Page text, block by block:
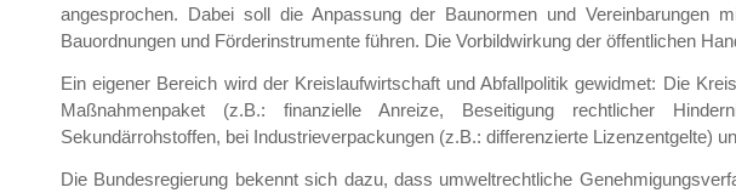
angesprochen. Dabei soll die Anpassung der Baunormen und Vereinbarungen
Bauordnungen und Förderinstrumente führen. Die Vorbildwirkung der öffentlichen
Ein eigener Bereich wird der Kreislaufwirtschaft und Abfallpolitik gewidmet: Die
Maßnahmenpaket (z.B.: finanzielle Anreize, Beseitigung rechtlicher
Sekundärrohstoffen, bei Industrieverpackungen (z.B.: differenzierte Lizenzentgelte)
Die Bundesregierung bekennt sich dazu, dass umweltrechtliche